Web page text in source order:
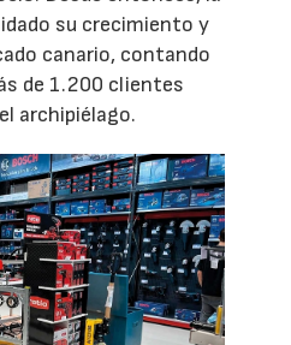
su crecimiento y
canario, contando
de 1.200 clientes
archipiélago.